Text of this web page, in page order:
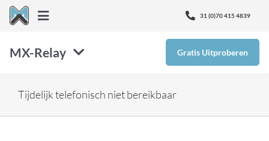
Ga
naar
Toggle
Over Ons
Nieuws
31 (0)70 415 4839
MX-Relay Gratis Uitproberen
Tijdelijk telefonisch niet bereikbaar